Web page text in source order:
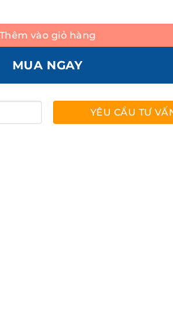
số lượng
Thêm vào giỏ hàng
MUA NGAY